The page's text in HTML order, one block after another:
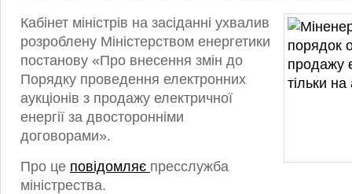
Кабінет міністрів на засіданні ухвалив
розроблену Міністерством енергетики
постанову «Про внесення змін до
Порядку проведення електронних
аукціонів з продажу електричної
енергії за двосторонніми
договорами».
Про це повідомляє пресслужба
міністрества.